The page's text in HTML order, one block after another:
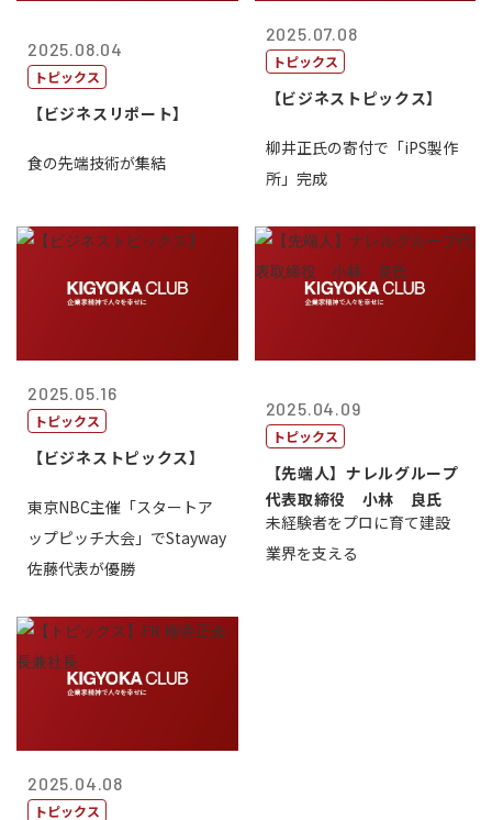
2025.08.04
トピックス
【ビジネスリポート】
食の先端技術が集結
2025.07.08
トピックス
【ビジネストピックス】
柳井正氏の寄付で「iPS製作
所」完成
2025.05.16
トピックス
【ビジネストピックス】
東京NBC主催「スタートア
ップピッチ大会」でStayway
佐藤代表が優勝
2025.04.09
トピックス
【先端人】ナレルグループ
代表取締役 小林 良氏
未経験者をプロに育て建設
業界を支える
2025.04.08
トピックス